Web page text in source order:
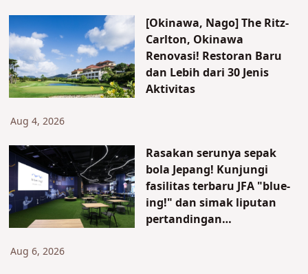
[Okinawa, Nago] The Ritz-
Carlton, Okinawa
Renovasi! Restoran Baru
dan Lebih dari 30 Jenis
Aktivitas
Aug 4, 2026
Rasakan serunya sepak
bola Jepang! Kunjungi
fasilitas terbaru JFA "blue-
ing!" dan simak liputan
pertandingan
Aug 6, 2026